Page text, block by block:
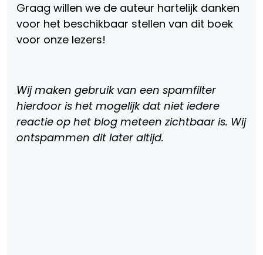
Graag willen we de auteur hartelijk danken
voor het beschikbaar stellen van dit boek
voor onze lezers!
Wij maken gebruik van een spamfilter
hierdoor is het mogelijk dat niet iedere
reactie op het blog meteen zichtbaar is. Wij
ontspammen dit later altijd.